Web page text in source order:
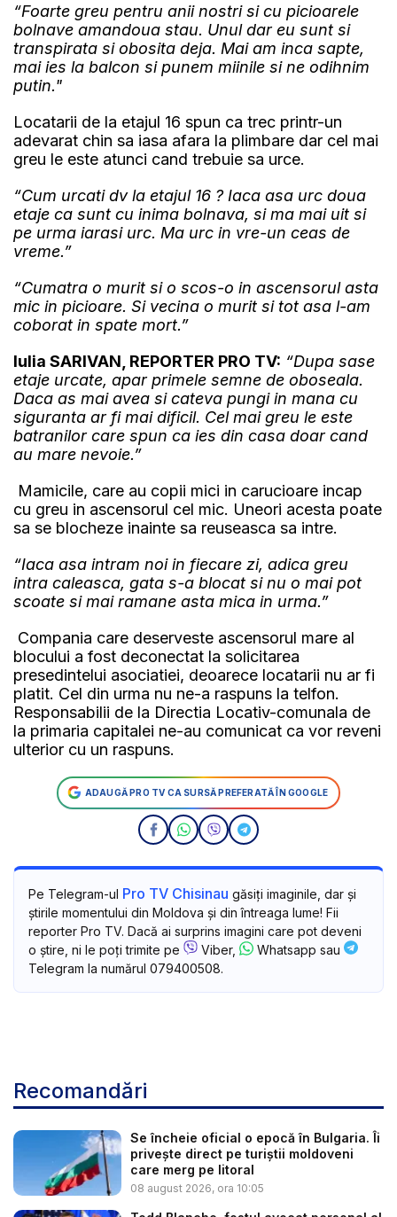
“Foarte greu pentru anii nostri si cu picioarele
bolnave amandoua stau. Unul dar eu sunt si
transpirata si obosita deja. Mai am inca sapte,
mai ies la balcon si punem miinile si ne odihnim
putin."
Locatarii de la etajul 16 spun ca trec printr-un
adevarat chin sa iasa afara la plimbare dar cel mai
greu le este atunci cand trebuie sa urce.
“Cum urcati dv la etajul 16 ? Iaca asa urc doua
etaje ca sunt cu inima bolnava, si ma mai uit si
pe urma iarasi urc. Ma urc in vre-un ceas de
vreme.”
“Cumatra o murit si o scos-o in ascensorul asta
mic in picioare. Si vecina o murit si tot asa l-am
coborat in spate mort.”
Iulia SARIVAN, REPORTER PRO TV: “Dupa sase
etaje urcate, apar primele semne de oboseala.
Daca as mai avea si cateva pungi in mana cu
siguranta ar fi mai dificil. Cel mai greu le este
batranilor care spun ca ies din casa doar cand
au mare nevoie.”
Mamicile, care au copii mici in carucioare incap
cu greu in ascensorul cel mic. Uneori acesta poate
sa se blocheze inainte sa reuseasca sa intre.
“Iaca asa intram noi in fiecare zi, adica greu
intra caleasca, gata s-a blocat si nu o mai pot
scoate si mai ramane asta mica in urma.”
Compania care deserveste ascensorul mare al
blocului a fost deconectat la solicitarea
presedintelui asociatiei, deoarece locatarii nu ar fi
platit. Cel din urma nu ne-a raspuns la telfon.
Responsabilii de la Directia Locativ-comunala de
la primaria capitalei ne-au comunicat ca vor reveni
ulterior cu un raspuns.
ADAUGĂ PRO TV CA SURSĂ PREFERATĂ ÎN GOOGLE
Pe Telegram-ul Pro TV Chisinau găsiți imaginile, dar și
știrile momentului din Moldova și din întreaga lume! Fii
reporter Pro TV. Dacă ai surprins imagini care pot deveni
o știre, ni le poți trimite pe
Viber,
Whatsapp sau
Telegram la numărul 079400508.
Recomandări
Se încheie oficial o epocă în Bulgaria. Îi
privește direct pe turiștii moldoveni
care merg pe litoral
08 august 2026, ora 10:05